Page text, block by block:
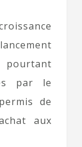
pourtant
par le
de
aux